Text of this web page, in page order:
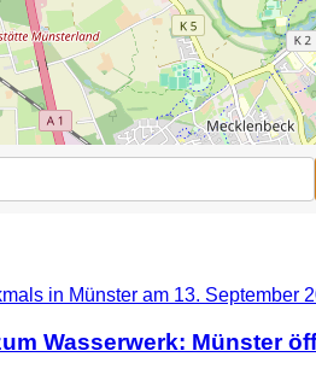
Wasserwerk: Münster